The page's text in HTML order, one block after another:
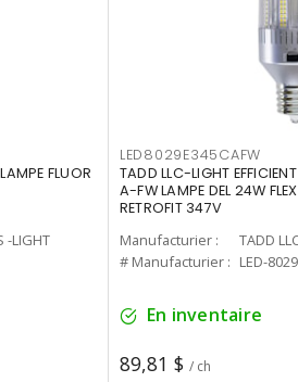
FLUOR
-LIGHT
LED8029E345CAFW
TADD LLC-LIGHT
A-FW LAMPE DEL 24W
RETROFIT 347V
Manufacturier :
TADD
# Manufacturier : LED-
En inventaire
89,81 $ / ch